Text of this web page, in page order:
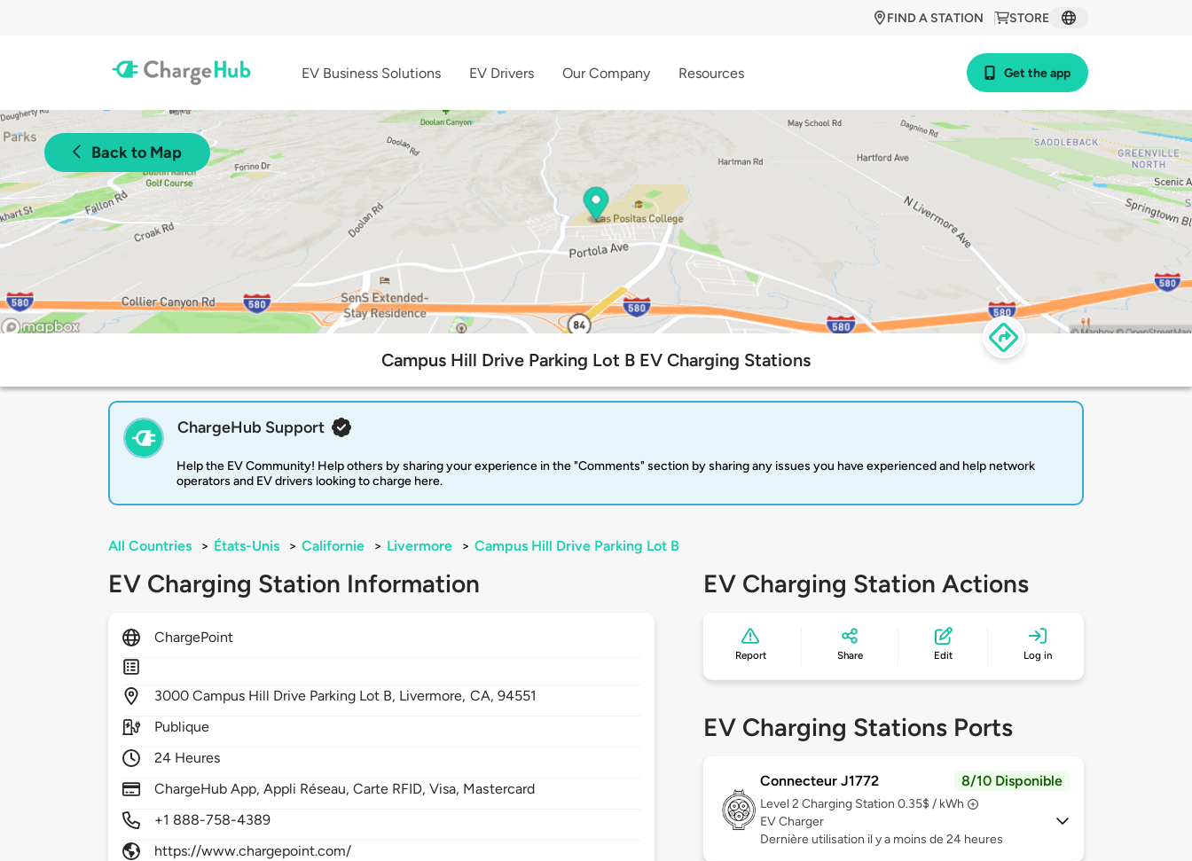
STORE
FIND A STATION
EV Business Solutions EV Drivers Our Company Resources Get the app
Back to Map
Campus Hill Drive Parking Lot B EV Charging Stations
ChargeHub Support
Help the EV Community! Help others by sharing your experience in the "Comments" section by sharing any issues you have experienced and help network
operators and EV drivers looking to charge here.
All Countries > États-Unis > Californie > Livermore > Campus Hill Drive Parking Lot B
EV Charging Station Information
ChargePoint
3000Campus Hill Drive Parking Lot B, Livermore, CA, 94551
Publique
24 Heures
ChargeHub App, Appli Réseau, Carte RFID, Visa, Mastercard
+1 888-758-4389
https://www.chargepoint.com/
EV Charging Station Actions
Report Share Edit Log in
EV Charging Stations Ports
Connecteur J1772 8/10 Disponible
Level 2 Charging Station 0.35$ / kWh
EV Charger
Dernière utilisation il y a moins de 24 heures